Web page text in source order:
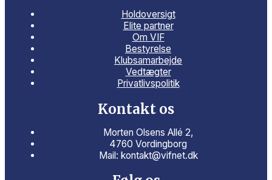
Holdoversigt
Elite partner
Om VIF
Bestyrelse
Klubsamarbejde
Vedtægter
Privatlivspolitik
Kontakt os
Morten Olsens Allé 2,
4760 Vordingborg
Mail: kontakt@vifnet.dk